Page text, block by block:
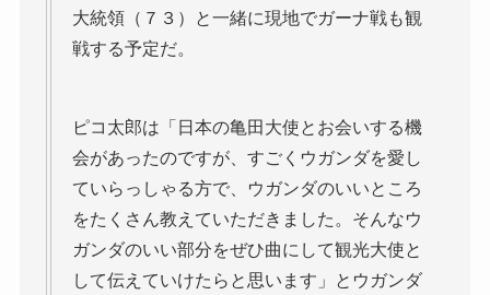
大統領（７３）と一緒に現地でガーナ戦も観
戦する予定だ。
ピコ太郎は「日本の亀田大使とお会いする機
会があったのですが、すごくウガンダを愛し
ていらっしゃる方で、ウガンダのいいところ
をたくさん教えていただきました。そんなウ
ガンダのいい部分をぜひ曲にして観光大使と
して伝えていけたらと思います」とウガンダ